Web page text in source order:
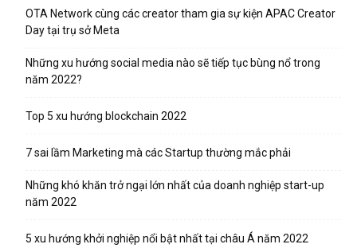
OTA Network cùng các creator tham gia sự kiện APAC Creator
Day tại trụ sở Meta
Những xu hướng social media nào sẽ tiếp tục bùng nổ trong
năm 2022?
Top 5 xu hướng blockchain 2022
7 sai lầm Marketing mà các Startup thường mắc phải
Những khó khăn trở ngại lớn nhất của doanh nghiệp start-up
năm 2022
5 xu hướng khởi nghiệp nổi bật nhất tại châu Á năm 2022